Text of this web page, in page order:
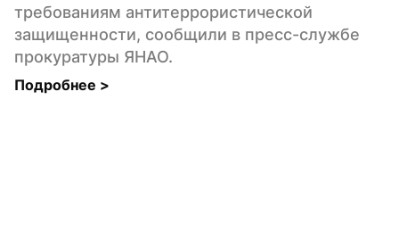
требованиям антитеррористической
защищенности, сообщили в пресс-службе
прокуратуры ЯНАО.
Подробнее >